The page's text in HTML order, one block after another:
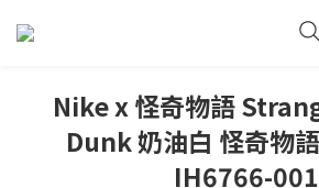
Nike x 怪奇物語
Dunk 奶油白 怪奇物
IH6766-001